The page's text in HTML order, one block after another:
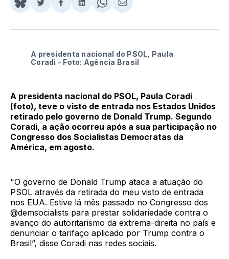
Share
BlueSky
Compartilhar
Twitter
Compartilhar
Facebook
Compartilhar
LinkedIn
Share
WhatsApp
Compartilhar
Email
A presidenta nacional do PSOL, Paula
Coradi - Foto: Agência Brasil
A presidenta nacional do PSOL, Paula Coradi
(foto), teve o visto de entrada nos Estados Unidos
retirado pelo governo de Donald Trump. Segundo
Coradi, a ação ocorreu após a sua participação no
Congresso dos Socialistas Democratas da
América, em agosto.
"O governo de Donald Trump ataca a atuação do
PSOL através da retirada do meu visto de entrada
nos EUA. Estive lá mês passado no Congresso dos
@demsocialists para prestar solidariedade contra o
avanço do autoritarismo da extrema-direita no país e
denunciar o tarifaço aplicado por Trump contra o
Brasil”, disse Coradi nas redes sociais.